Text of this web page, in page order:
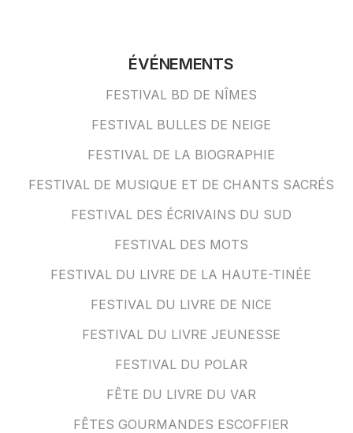
ÉVÉNEMENTS
FESTIVAL BD DE NÎMES
FESTIVAL BULLES DE NEIGE
FESTIVAL DE LA BIOGRAPHIE
FESTIVAL DE MUSIQUE ET DE CHANTS SACRÉS
FESTIVAL DES ÉCRIVAINS DU SUD
FESTIVAL DES MOTS
FESTIVAL DU LIVRE DE LA HAUTE-TINÉE
FESTIVAL DU LIVRE DE NICE
FESTIVAL DU LIVRE JEUNESSE
FESTIVAL DU POLAR
FÊTE DU LIVRE DU VAR
FÊTES GOURMANDES ESCOFFIER